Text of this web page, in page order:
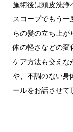
施術後は頭皮洗浄
スコープでもう
らの髪の立ち上
体の軽さなどの変
ケア方法も交えな
や、不調のない身
ールをお話させて